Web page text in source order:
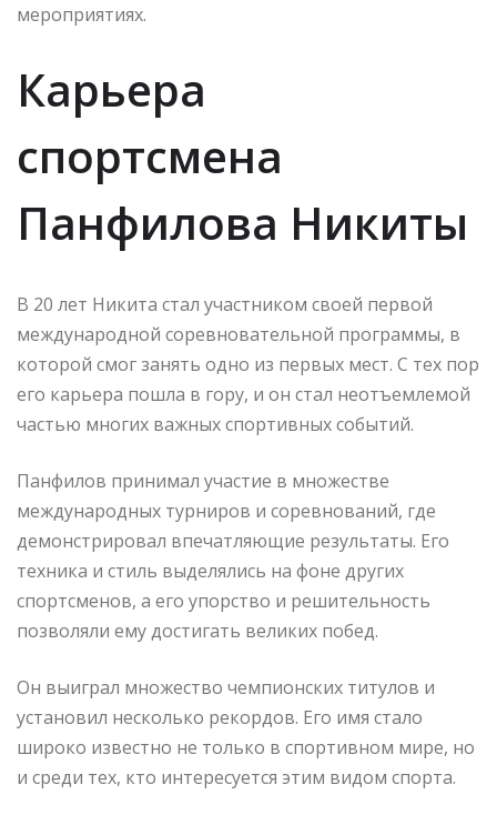
мероприятиях.
Карьера
спортсмена
Панфилова Никиты
В 20 лет Никита стал участником своей первой
международной соревновательной программы, в
которой смог занять одно из первых мест. С тех пор
его карьера пошла в гору, и он стал неотъемлемой
частью многих важных спортивных событий.
Панфилов принимал участие в множестве
международных турниров и соревнований, где
демонстрировал впечатляющие результаты. Его
техника и стиль выделялись на фоне других
спортсменов, а его упорство и решительность
позволяли ему достигать великих побед.
Он выиграл множество чемпионских титулов и
установил несколько рекордов. Его имя стало
широко известно не только в спортивном мире, но
и среди тех, кто интересуется этим видом спорта.